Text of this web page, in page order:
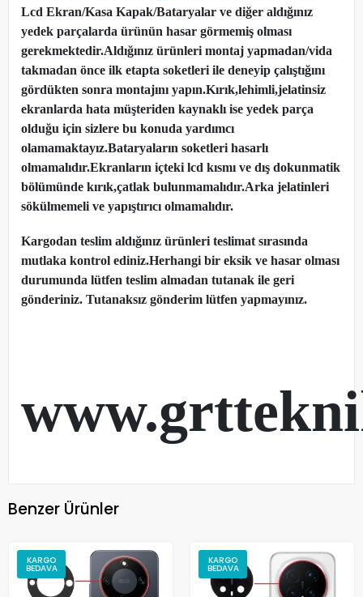
Lcd Ekran/Kasa Kapak/Bataryalar ve diğer aldığınız
yedek parçalarda ürünün hasar görmemiş olması
gerekmektedir.Aldığınız ürünleri montaj yapmadan/vida
takmadan önce ilk etapta soketleri ile deneyip çalıştığını
gördükten sonra montajını yapın.Kırık,lehimli,jelatinsiz
ekranlarda hata müşteriden kaynaklı ise yedek parça
olduğu için sizlere bu konuda yardımcı
olamamaktayız.Bataryaların soketleri hasarlı
olmamalıdır.Ekranların içteki lcd kısmı ve dış dokunmatik
bölümünde kırık,çatlak bulunmamalıdır.Arka jelatinleri
sökülmemeli ve yapıştırıcı olmamalıdır.
Kargodan teslim aldığınız ürünleri teslimat sırasında
mutlaka kontrol ediniz.Herhangi bir eksik ve hasar olması
durumunda lütfen teslim almadan tutanak ile geri
gönderiniz. Tutanaksız gönderim lütfen yapmayınız.
Benzer Ürünler
KARGO
BEDAVA
KARGO
BEDAVA